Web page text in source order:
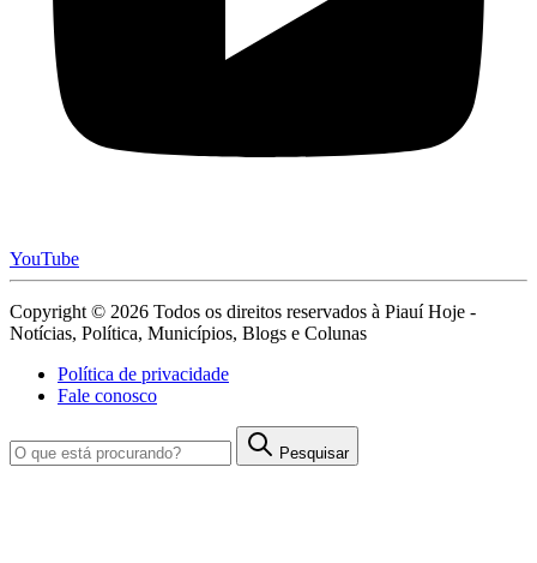
YouTube
Copyright © 2026 Todos os direitos reservados à Piauí Hoje -
Notícias, Política, Municípios, Blogs e Colunas
Política de privacidade
Fale conosco
Pesquisar